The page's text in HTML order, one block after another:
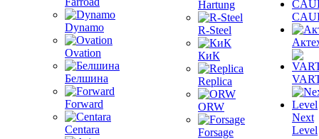
Dynamo
Ovation
Белшина
Forward
Centara
Hartung
R-Steel
КиК
Replica
ORW
Forsage
Next
Level